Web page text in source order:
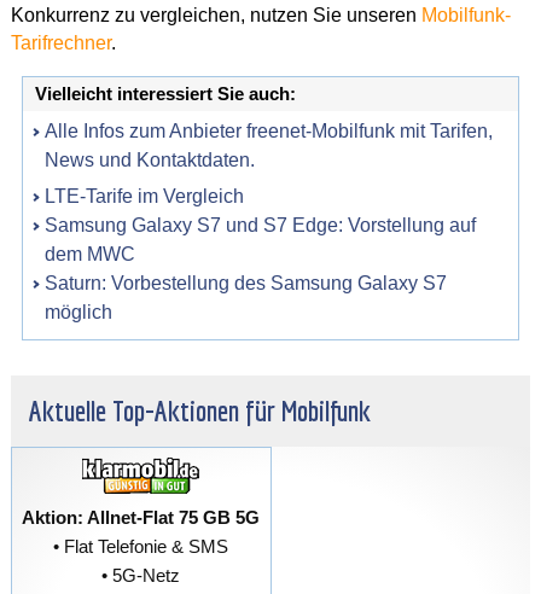
Konkurrenz zu vergleichen, nutzen Sie unseren Mobilfunk-
Tarifrechner.
Vielleicht interessiert Sie auch:
Alle Infos zum Anbieter freenet-Mobilfunk mit Tarifen,
News und Kontaktdaten.
LTE-Tarife im Vergleich
Samsung Galaxy S7 und S7 Edge: Vorstellung auf
dem MWC
Saturn: Vorbestellung des Samsung Galaxy S7
möglich
Aktuelle Top-Aktionen für Mobilfunk
Aktion: Allnet-Flat 75 GB 5G
• Flat Telefonie & SMS
• 5G-Netz